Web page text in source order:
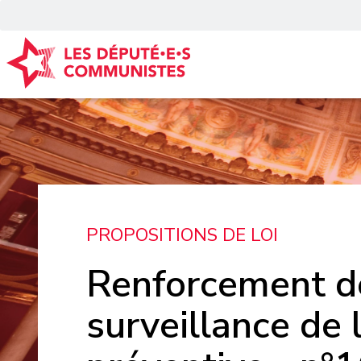
PROPOSITIONS DE LOI
Renforcement
surveillance de